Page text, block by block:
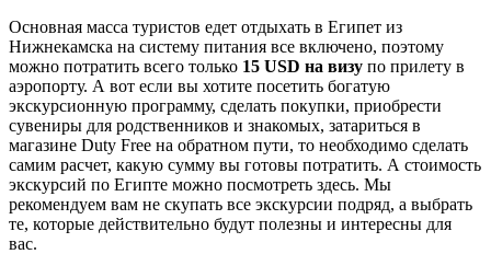
Основная масса туристов едет отдыхать в Египет из
Нижнекамска на систему питания все включено, поэтому
можно потратить всего только 15 USD на визу по прилету в
аэропорту. А вот если вы хотите посетить богатую
экскурсионную программу, сделать покупки, приобрести
сувениры для родственников и знакомых, затариться в
магазине Duty Free на обратном пути, то необходимо сделать
самим расчет, какую сумму вы готовы потратить. А стоимость
экскурсий по Египте можно посмотреть здесь. Мы
рекомендуем вам не скупать все экскурсии подряд, а выбрать
те, которые действительно будут полезны и интересны для
вас.